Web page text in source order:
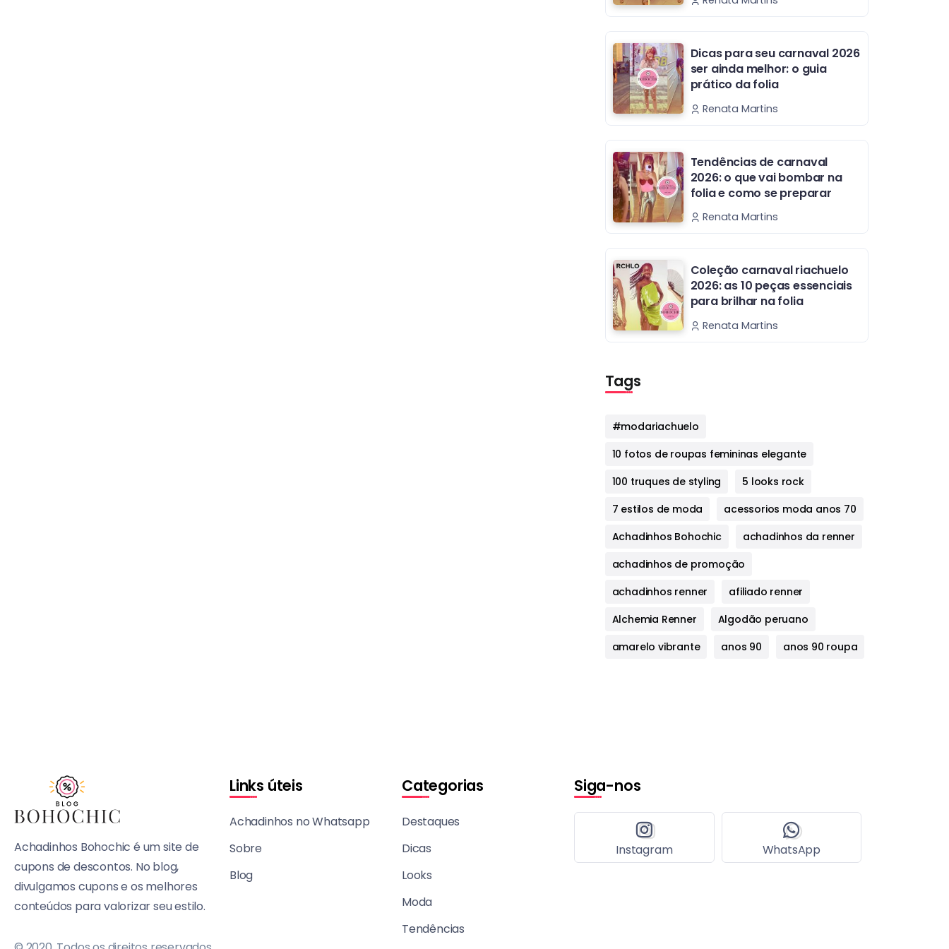
Dicas para seu carnaval 2026
ser ainda melhor: o guia
prático da folia
Renata Martins
Tendências de carnaval
2026: o que vai bombar na
folia e como se preparar
Renata Martins
Coleção carnaval riachuelo
2026: as 10 peças essenciais
para brilhar na folia
Renata Martins
Tags
#modariachuelo
10 fotos de roupas femininas elegante
100 truques de styling
5 looks rock
7 estilos de moda
acessorios moda anos 70
Achadinhos Bohochic
achadinhos da renner
achadinhos de promoção
achadinhos renner
afiliado renner
Alchemia Renner
Algodão peruano
amarelo vibrante
anos 90 anos 90 roupa
Achadinhos Bohochic é um site de
cupons de descontos. No blog,
divulgamos cupons e os melhores
conteúdos para valorizar seu estilo.
Links úteis
Achadinhos no Whatsapp
Sobre
Blog
Categorias
Destaques
Dicas
Looks
Moda
Tendências
Siga-nos
Instagram WhatsApp